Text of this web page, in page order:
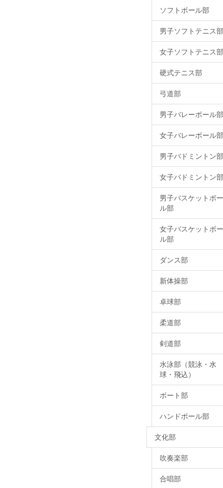
ソフトボール部
男子ソフトテニス部
女子ソフトテニス部
硬式テニス部
弓道部
男子バレーボール部
女子バレーボール部
男子バドミントン部
女子バドミントン部
男子バスケットボー
ル部
女子バスケットボー
ル部
ダンス部
新体操部
卓球部
柔道部
剣道部
水泳部（競泳・水
球・飛込）
ボート部
ハンドボール部
文化部
吹奏楽部
合唱部